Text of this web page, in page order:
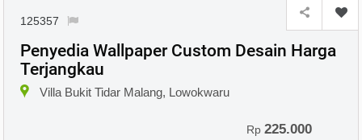
125357
Penyedia Wallpaper Custom Desain Harga
Terjangkau
Villa Bukit Tidar Malang, Lowokwaru
Rp225.000